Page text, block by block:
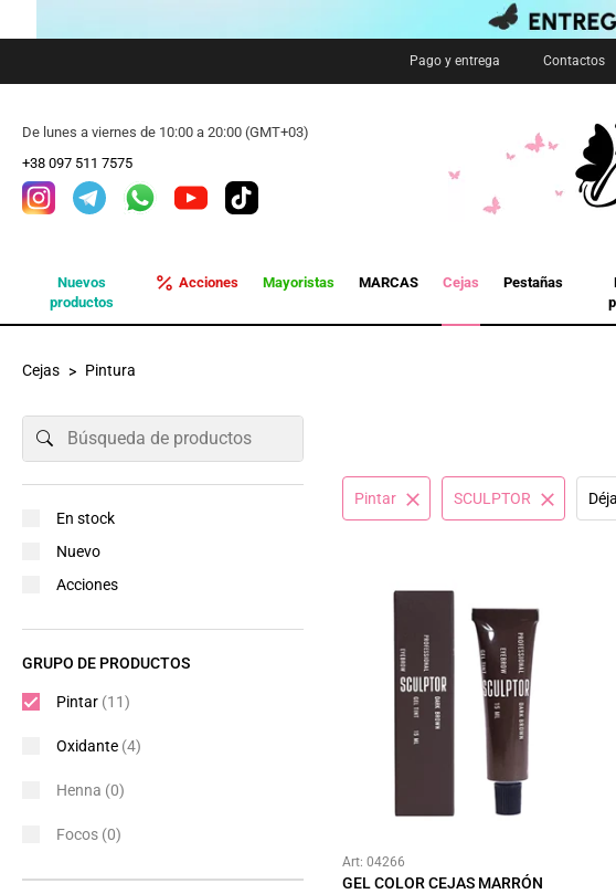
Pago y entrega Contactos
De lunes a viernes de 10:00 a 20:00 (GMT+03)
+38 097 511 7575
Nuevos
productos
Acciones Mayoristas MARCAS Cejas Pestañas
Cejas Pintura
Pintar SCULPTOR
Art: 04266
GEL COLOR CEJAS MARRÓN
En stock
Nuevo
Acciones
GRUPO DE PRODUCTOS
Pintar (11)
Oxidante (4)
Henna (0)
Focos (0)